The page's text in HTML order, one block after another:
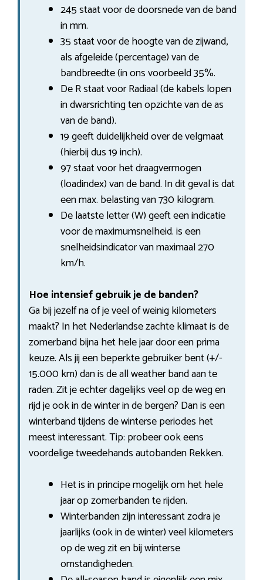
245 staat voor de doorsnede van de band
in mm.
35 staat voor de hoogte van de zijwand,
als afgeleide (percentage) van de
bandbreedte (in ons voorbeeld 35%.
De R staat voor Radiaal (de kabels lopen
in dwarsrichting ten opzichte van de as
van de band).
19 geeft duidelijkheid over de velgmaat
(hierbij dus 19 inch).
97 staat voor het draagvermogen
(loadindex) van de band. In dit geval is dat
een max. belasting van 730 kilogram.
De laatste letter (W) geeft een indicatie
voor de maximumsnelheid. is een
snelheidsindicator van maximaal 270
km/h.
Hoe intensief gebruik je de banden?
Ga bij jezelf na of je veel of weinig kilometers
maakt? In het Nederlandse zachte klimaat is de
zomerband bijna het hele jaar door een prima
keuze. Als jij een beperkte gebruiker bent (+/-
15.000 km) dan is de all weather band aan te
raden. Zit je echter dagelijks veel op de weg en
rijd je ook in de winter in de bergen? Dan is een
winterband tijdens de winterse periodes het
meest interessant. Tip: probeer ook eens
voordelige tweedehands autobanden Rekken.
Het is in principe mogelijk om het hele
jaar op zomerbanden te rijden.
Winterbanden zijn interessant zodra je
jaarlijks (ook in de winter) veel kilometers
op de weg zit en bij winterse
omstandigheden.